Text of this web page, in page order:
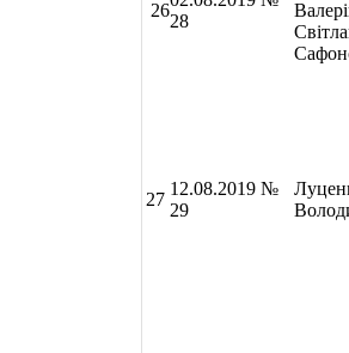
26
28
27
12.08.2019 №
29